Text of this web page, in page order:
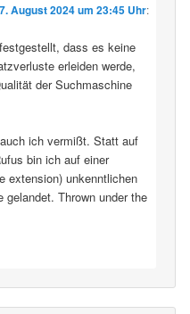
August 2024 um 23:45 Uhr:
dass es keine
erleiden werde,
der Suchmaschine
ich vermißt. Statt auf
bin ich auf einer
extension) unkenntlichen
gelandet. Thrown under the